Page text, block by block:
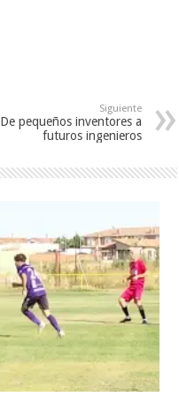
Siguiente
De pequeños inventores a
futuros ingenieros